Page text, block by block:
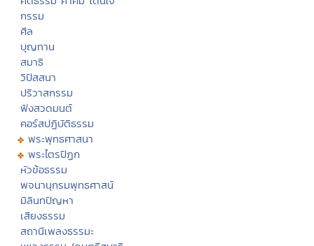
กรรม
ศีล
บุญทาน
สมาธิ
วิปัสสนา
ปริวาสกรรม
ฟังสวดมนต์
คอร์สปฏิบัติธรรม
พระพุทธศาสนา
พระไตรปิฏก
หัวข้อธรรม
พจนานุกรมพุทธศาสน์
มิลินทปัญหา
เสียงธรรม
สถานีเพลงธรรมะ